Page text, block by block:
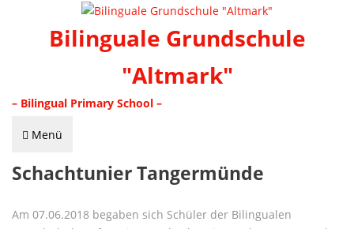
Bilinguale Grundschule
"Altmark"
– Bilingual Primary School –
Menü
Schachtunier Tangermünde
Am 07.06.2018 begaben sich Schüler der Bilingualen